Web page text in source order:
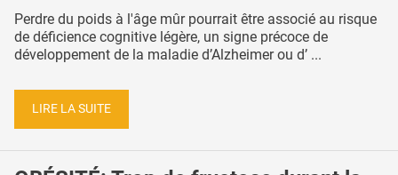
Perdre du poids à l'âge mûr pourrait être associé au risque
de déficience cognitive légère, un signe précoce de
développement de la maladie d’Alzheimer ou d’ ...
LIRE LA SUITE